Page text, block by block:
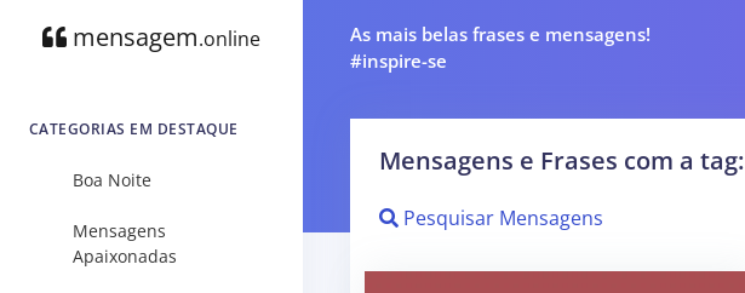
mensagem.online
CATEGORIAS EM DESTAQUE
Boa Noite
Mensagens
Apaixonadas
As mais belas frases e mensagens!
#inspire-se
Mensagens e Frases com a tag:
Pesquisar Mensagens